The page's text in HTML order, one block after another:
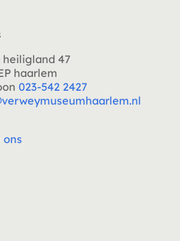
47
haarlem
023-542 2427
ons